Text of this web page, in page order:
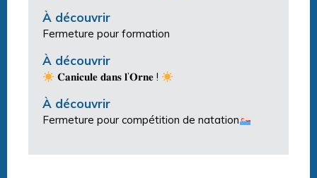
À découvrir
Fermeture pour formation
À découvrir
𝐂𝐚𝐧𝐢𝐜𝐮𝐥𝐞 𝐝𝐚𝐧𝐬 𝐥’𝐎𝐫𝐧𝐞 !
À découvrir
Fermeture pour compétition de natation